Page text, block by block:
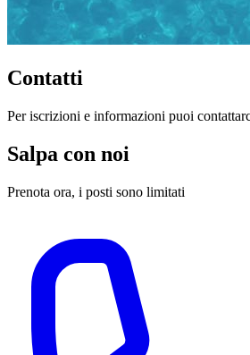
Contatti
Per iscrizioni e informazioni puoi
Salpa con noi
Prenota ora, i posti sono limitati